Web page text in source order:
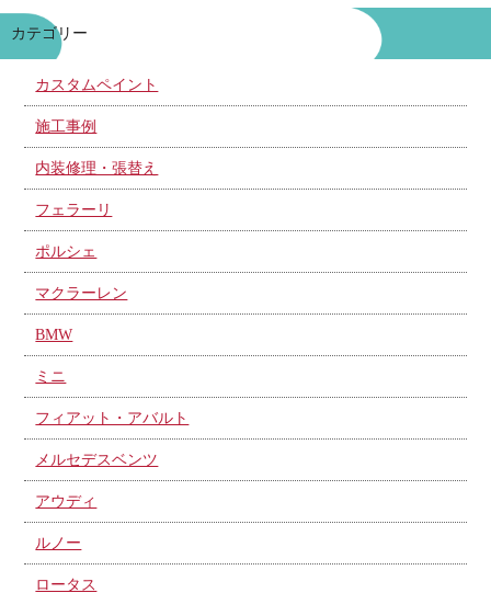
カテゴリー
カスタムペイント
施工事例
内装修理・張替え
フェラーリ
ポルシェ
マクラーレン
BMW
ミニ
フィアット・アバルト
メルセデスベンツ
アウディ
ルノー
ロータス